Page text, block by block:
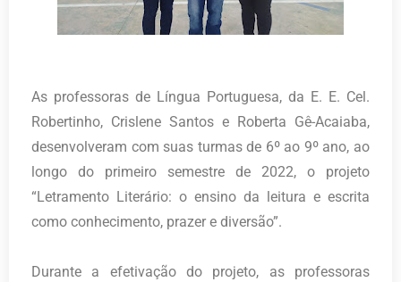
As professoras de Língua Portuguesa, da E. E. Cel.
Robertinho, Crislene Santos e Roberta Gê-Acaiaba,
desenvolveram com suas turmas de 6º ao 9º ano, ao
longo do primeiro semestre de 2022, o projeto
“Letramento Literário: o ensino da leitura e escrita
como conhecimento, prazer e diversão”.
Durante a efetivação do projeto, as professoras